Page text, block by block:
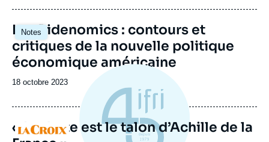
journal,
ou
émission
Notes
Les Bidenomics : contours et
critiques de la nouvelle politique
économique américaine
Date
publication
18 octobre 2023
Logo
« La dette est le talon d’Achille de la